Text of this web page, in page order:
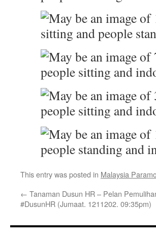
This entry was posted in Malaysia
← Tanaman Dusun HR – Pelan
#DusunHR (Jumaat. 1211202. 09:35pm)